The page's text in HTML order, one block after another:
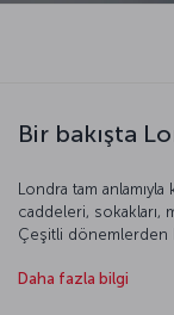
Bir bakışta
Londra tam
caddeleri, sokakları,
Çeşitli dönemlerden
gezilerinizde Thames
Daha fazla bilgi